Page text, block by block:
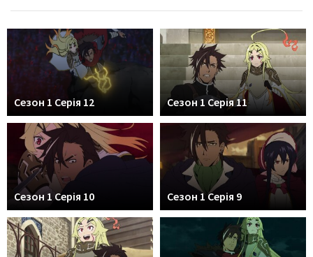
Сезон 1 Серія 12 Сезон 1 Серія 11
Сезон 1 Серія 10 Сезон 1 Серія 9